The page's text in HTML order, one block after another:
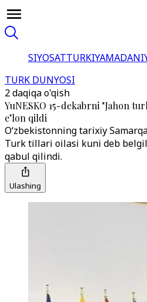
SIYOSATTURKIYA
TURK DUNYOSI
2 daqiqa o'qish
YuNESKO 15-dekabrni "Jahon
eʼlon qildi
O‘zbekistonning tarixiy
Turk tillari oilasi kuni deb
qabul qilindi.
Ulashing